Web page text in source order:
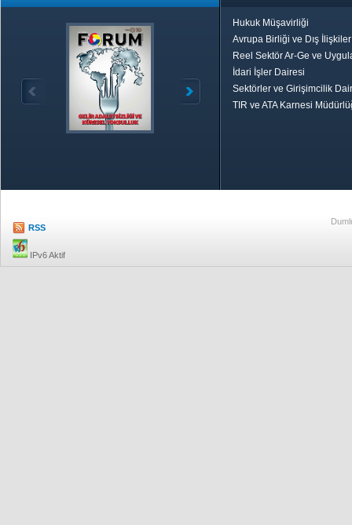
Hukuk Müşavirliği
Avrupa Birliği ve Dış
Reel Sektör Ar-Ge ve
İdari İşler Dairesi
Sektörler ve Girişimcilik
TIR ve ATA Karnesi
RSS
IPv6 Aktif